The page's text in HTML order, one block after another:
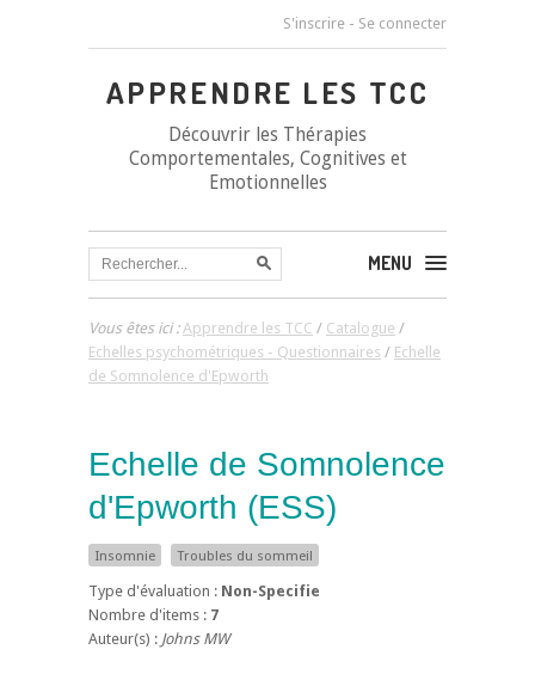
S'inscrire - Se connecter
APPRENDRE LES TCC
Découvrir les Thérapies
Comportementales, Cognitives et
Emotionnelles
MENU
Vous êtes ici :Apprendre les TCC / Catalogue /
Echelles psychométriques - Questionnaires / Echelle
de Somnolence d'Epworth
Echelle de Somnolence
d'Epworth (ESS)
Insomnie Troubles du sommeil
Type d'évaluation : Non-Specifie
Nombre d'items : 7
Auteur(s) : Johns MW